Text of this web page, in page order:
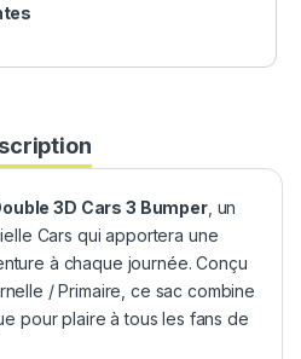
3D Cars 3 Bumper, un
Cars qui apportera une
à chaque journée. Conçu
/ Primaire, ce sac combine
pour plaire à tous les fans de